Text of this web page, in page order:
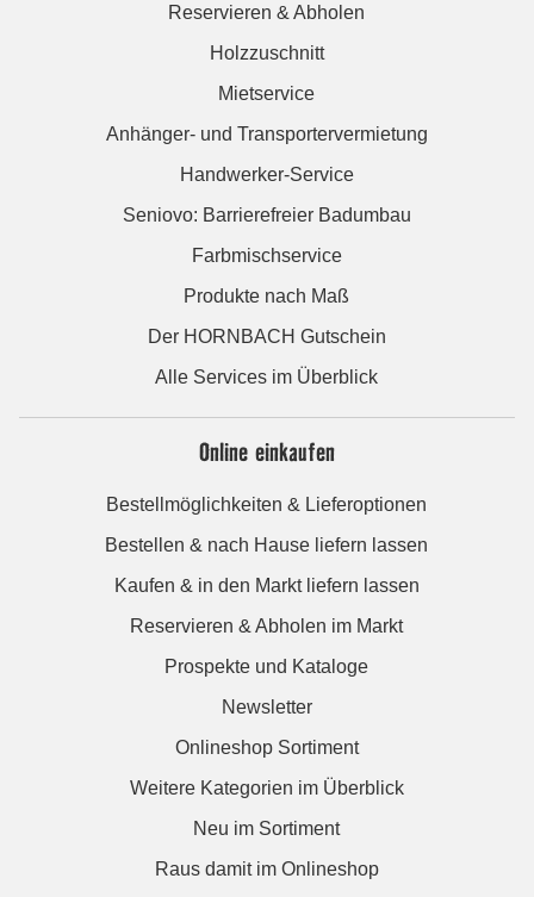
Reservieren & Abholen
Holzzuschnitt
Mietservice
Anhänger- und Transportervermietung
Handwerker-Service
Seniovo: Barrierefreier Badumbau
Farbmischservice
Produkte nach Maß
Der HORNBACH Gutschein
Alle Services im Überblick
Online einkaufen
Bestellmöglichkeiten & Lieferoptionen
Bestellen & nach Hause liefern lassen
Kaufen & in den Markt liefern lassen
Reservieren & Abholen im Markt
Prospekte und Kataloge
Newsletter
Onlineshop Sortiment
Weitere Kategorien im Überblick
Neu im Sortiment
Raus damit im Onlineshop